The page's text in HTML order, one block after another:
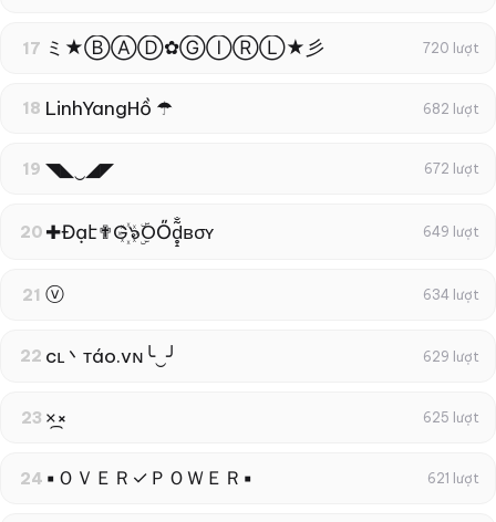
17 ミ★ⒷⒶⒹ✿ⒼⒾⓇⓁ★彡 720 lượt
18 LinhYangHồ ☂ 682 lượt
19 ◥◣‿◢◤ 672 lượt
20 ✚Đạէ✟G꙰๖ۣۜOŐd̥̝̮͙͈͂̐̇ͮ̏̔̀̚ͅвσʏ 649 lượt
21 ⓥ 634 lượt
22 cʟ丶тáo.vɴ╰‿╯ 629 lượt
23 ×᷼× 625 lượt
24 ▪ＯＶＥＲ✓ＰＯＷＥＲ▪ 621 lượt